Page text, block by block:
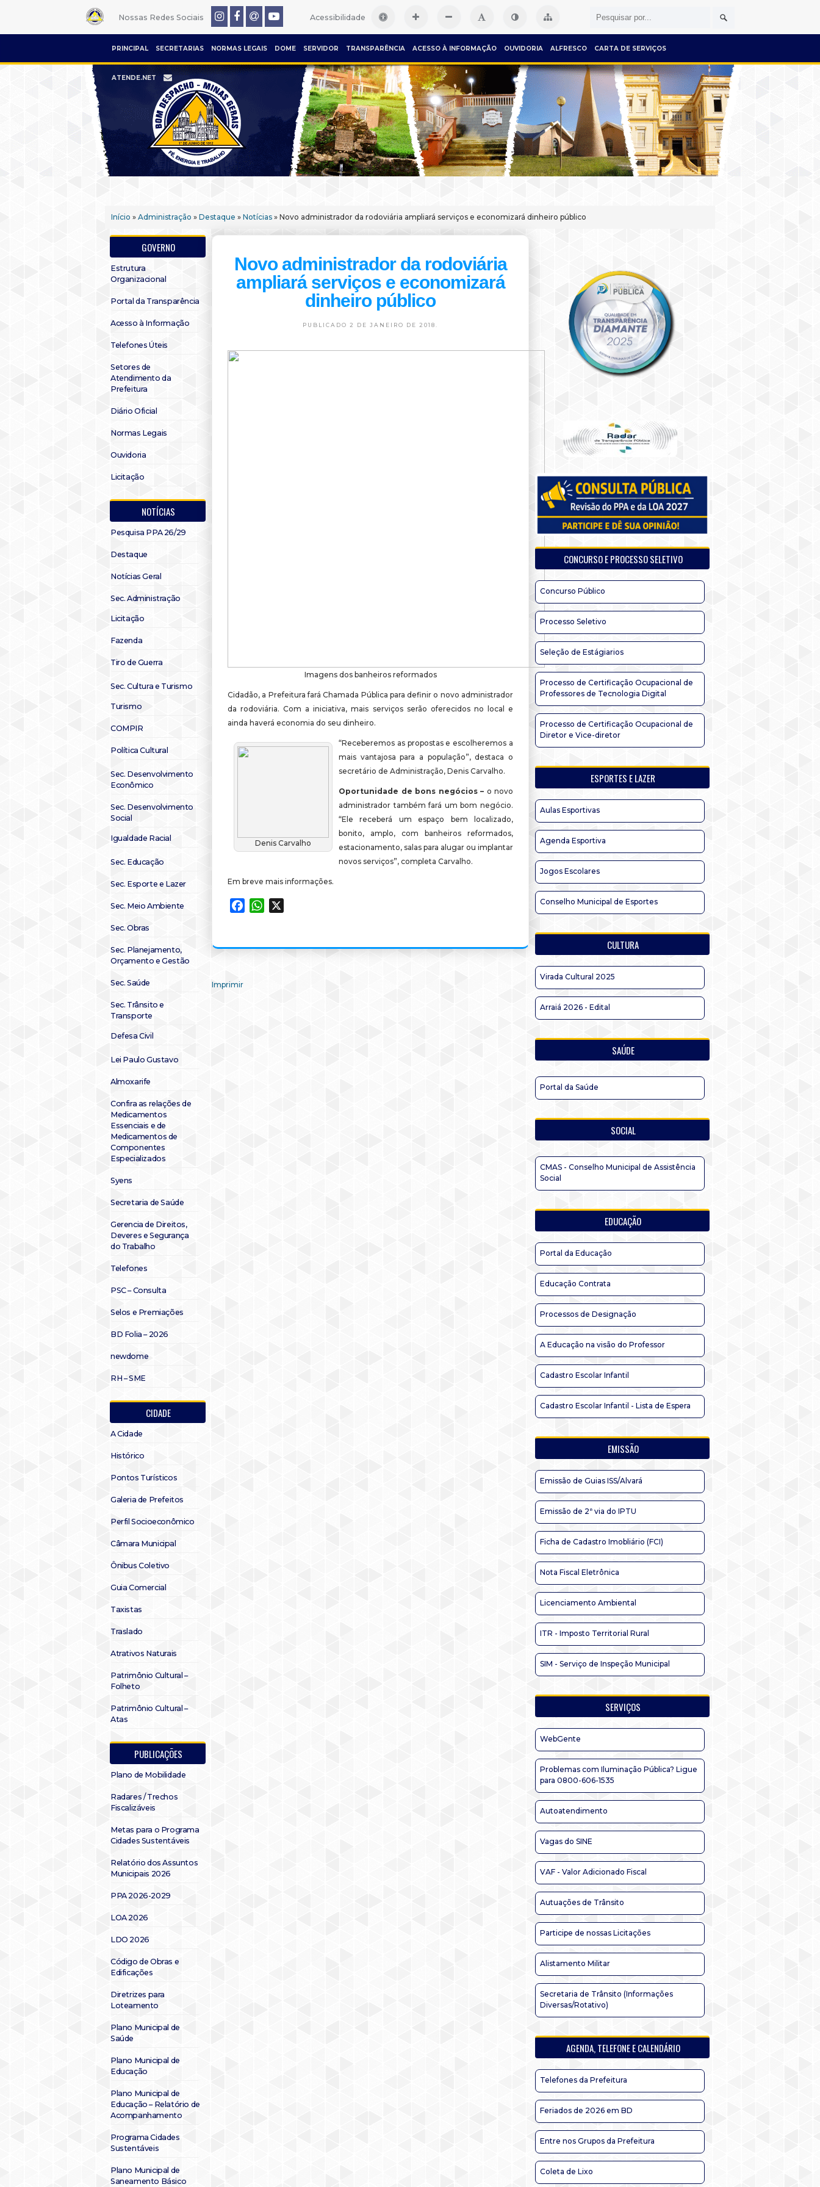
Nossas Redes Sociais Acessibilidade
PRINCIPAL SECRETARIAS NORMAS LEGAIS DOME SERVIDOR TRANSPARÊNCIA ACESSO À INFORMAÇÃO OUVIDORIA ALFRESCO CARTA DE SERVIÇOS
ATENDE.NET
Início » Administração » Destaque » Notícias » Novo administrador da rodoviária ampliará serviços e economizará dinheiro público
GOVERNO
Estrutura
Organizacional
Portal da Transparência
Acesso à Informação
Telefones Úteis
Setores de
Atendimento da
Prefeitura
Diário Oficial
Normas Legais
Ouvidoria
Licitação
NOTÍCIAS
Pesquisa PPA 26/29
Destaque
Notícias Geral
Sec. Administração
Licitação
Fazenda
Tiro de Guerra
Sec. Cultura e Turismo
Turismo
COMPIR
Política Cultural
Sec. Desenvolvimento
Econômico
Sec. Desenvolvimento
Social
Igualdade Racial
Sec. Educação
Sec. Esporte e Lazer
Sec. Meio Ambiente
Sec. Obras
Sec. Planejamento,
Orçamento e Gestão
Sec. Saúde
Sec. Trânsito e
Transporte
Defesa Civil
Lei Paulo Gustavo
Almoxarife
Confira as relações de
Medicamentos
Essenciais e de
Medicamentos de
Componentes
Especializados
Syens
Secretaria de Saúde
Gerencia de Direitos,
Deveres e Segurança
do Trabalho
Telefones
PSC – Consulta
Selos e Premiações
BD Folia – 2026
newdome
RH – SME
CIDADE
A Cidade
Histórico
Pontos Turísticos
Galeria de Prefeitos
Perfil Socioeconômico
Câmara Municipal
Ônibus Coletivo
Guia Comercial
Taxistas
Traslado
Atrativos Naturais
Patrimônio Cultural –
Folheto
Patrimônio Cultural –
Atas
PUBLICAÇÕES
Plano de Mobilidade
Radares / Trechos
Fiscalizáveis
Metas para o Programa
Cidades Sustentáveis
Relatório dos Assuntos
Municipais 2026
PPA 2026-2029
LOA 2026
LDO 2026
Código de Obras e
Edificações
Diretrizes para
Loteamento
Plano Municipal de
Saúde
Plano Municipal de
Educação
Plano Municipal de
Educação – Relatório de
Acompanhamento
Programa Cidades
Sustentáveis
Plano Municipal de
Saneamento Básico
Novo administrador da rodoviária
ampliará serviços e economizará
dinheiro público
PUBLICADO 2 DE JANEIRO DE 2018.
Imagens dos banheiros reformados
Cidadão, a Prefeitura fará Chamada Pública para definir o novo administrador
da rodoviária. Com a iniciativa, mais serviços serão oferecidos no local e
ainda haverá economia do seu dinheiro.
Denis Carvalho
“Receberemos as propostas e escolheremos a
mais vantajosa para a população”, destaca o
secretário de Administração, Denis Carvalho.
Oportunidade de bons negócios – o novo
administrador também fará um bom negócio.
“Ele receberá um espaço bem localizado,
bonito, amplo, com banheiros reformados,
estacionamento, salas para alugar ou implantar
novos serviços”, completa Carvalho.
Em breve mais informações.
FacebookWhatsApp
Imprimir
CONCURSO E PROCESSO SELETIVO
Concurso Público
Processo Seletivo
Seleção de Estágiarios
Processo de Certificação Ocupacional de
Professores de Tecnologia Digital
Processo de Certificação Ocupacional de
Diretor e Vice-diretor
ESPORTES E LAZER
Aulas Esportivas
Agenda Esportiva
Jogos Escolares
Conselho Municipal de Esportes
CULTURA
Virada Cultural 2025
Arraiá 2026 - Edital
SAÚDE
Portal da Saúde
SOCIAL
CMAS - Conselho Municipal de Assistência
Social
EDUCAÇÃO
Portal da Educação
Educação Contrata
Processos de Designação
A Educação na visão do Professor
Cadastro Escolar Infantil
Cadastro Escolar Infantil - Lista de Espera
EMISSÃO
Emissão de Guias ISS/Alvará
Emissão de 2ª via do IPTU
Ficha de Cadastro Imobliário (FCI)
Nota Fiscal Eletrônica
Licenciamento Ambiental
ITR - Imposto Territorial Rural
SIM - Serviço de Inspeção Municipal
SERVIÇOS
WebGente
Problemas com Iluminação Pública? Ligue
para 0800-606-1535
Autoatendimento
Vagas do SINE
VAF - Valor Adicionado Fiscal
Autuações de Trânsito
Participe de nossas Licitações
Alistamento Militar
Secretaria de Trânsito (Informações
Diversas/Rotativo)
AGENDA, TELEFONE E CALENDÁRIO
Telefones da Prefeitura
Feriados de 2026 em BD
Entre nos Grupos da Prefeitura
Coleta de Lixo